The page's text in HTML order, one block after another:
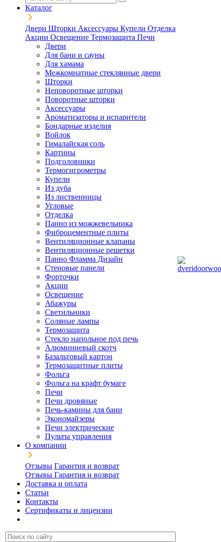
Каталог
Двери Шторки Аксессуары Купели Отделка
Акции Освещение Термозащита Печи
Двери
Для бани и сауны
Для хамама
Межкомнатные стеклянные двери
Шторки
Неповоротные шторки
Поворотные шторки
Аксессуары
Ароматизаторы и испарители
Бондарные изделия
Войлок
Гималайская соль
Картины
Подголовники
Термогигрометры
Купели
Из дуба
Из лиственницы
Угловые
Отделка
Панно из можжевельника
Фиброцементные плиты
Вентиляционные клапаны
Вентиляционные решетки
Панно Фламма Дизайн
Стеновые панели
Форточки
Акции
Освещение
Абажуры
Светильники
Соляные лампы
Термозащита
Стекло напольное под печь
Алюминиевый скотч
Базальтовый картон
Термозащитные плиты
Фольга
Фольга на крафт бумаге
Печи
Печи дровяные
Печь-камины для бани
Экономайзеры
Печи электрические
Пульты управления
О компании
Отзывы Гарантия и возврат
Отзывы Гарантия и возврат
Доставка и оплата
Статьи
Контакты
Сертификаты и лицензии